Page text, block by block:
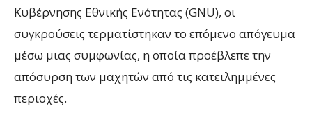
Κυβέρνησης Εθνικής Ενότητας (GNU), οι
συγκρούσεις τερματίστηκαν το επόμενο απόγευμα
μέσω μιας συμφωνίας, η οποία προέβλεπε την
απόσυρση των μαχητών από τις κατειλημμένες
περιοχές​.